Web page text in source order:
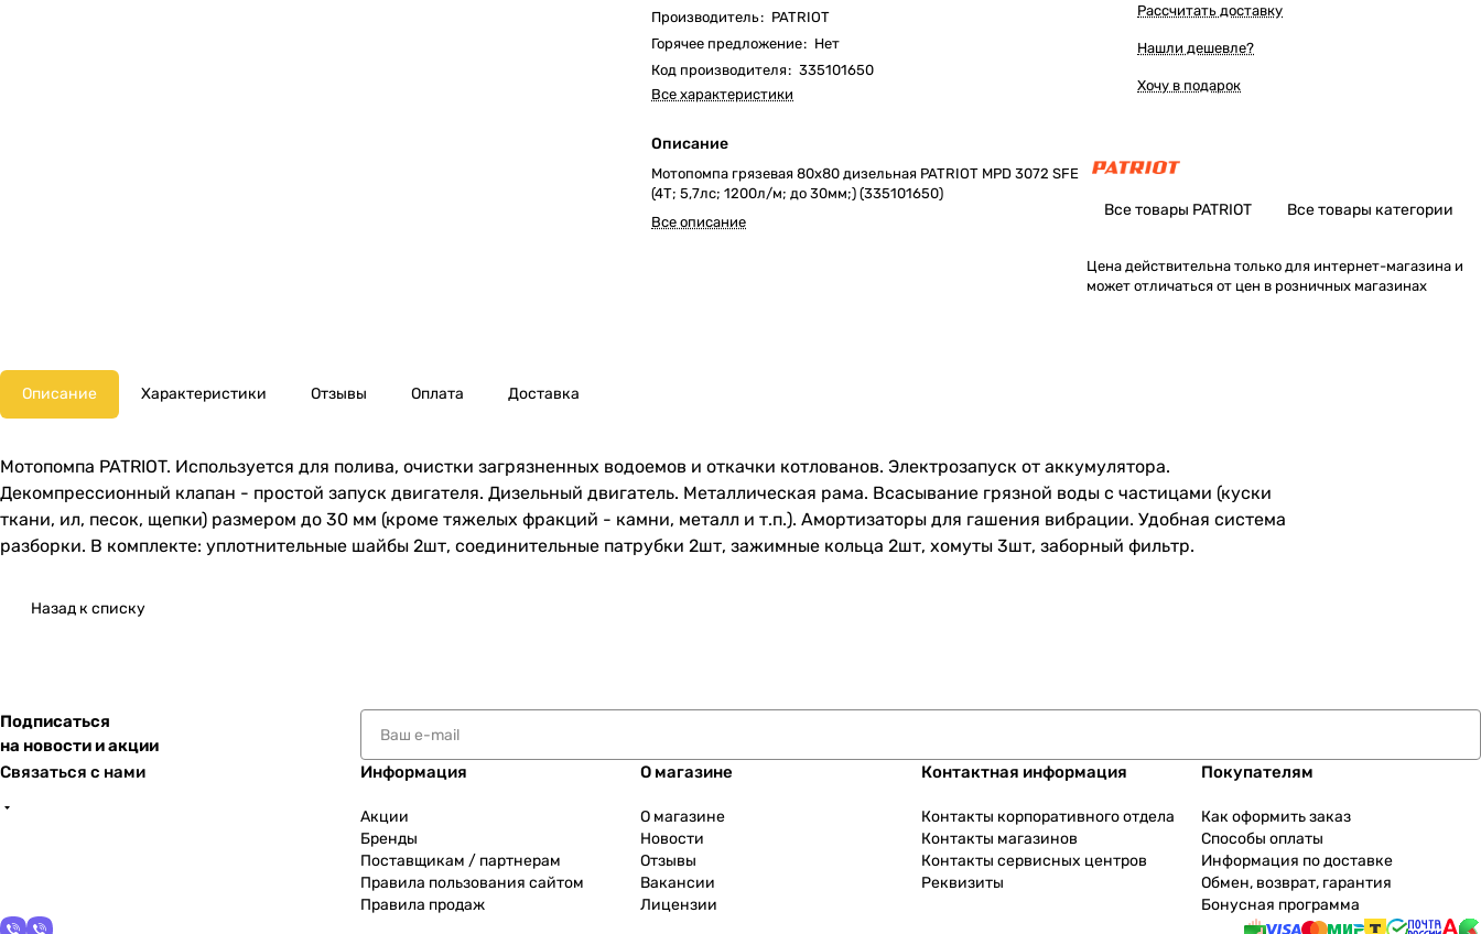
Производитель: PATRIOT
Горячее предложение: Нет
Код производителя: 335101650
Все характеристики
Описание
Мотопомпа грязевая 80х80 дизельная PATRIOT MPD 3072 SFE
(4Т; 5,7лс; 1200л/м; до 30мм;) (335101650)
Все описание
Рассчитать доставку
Нашли дешевле?
Хочу в подарок
Все товары PATRIOT Все товары категории
Цена действительна только для интернет-магазина и
может отличаться от цен в розничных магазинах
Описание Характеристики Отзывы Оплата Доставка
Мотопомпа PATRIOT. Используется для полива, очистки загрязненных водоемов и откачки котлованов. Электрозапуск от аккумулятора.
Декомпрессионный клапан - простой запуск двигателя. Дизельный двигатель. Металлическая рама. Всасывание грязной воды с частицами (куски
ткани, ил, песок, щепки) размером до 30 мм (кроме тяжелых фракций - камни, металл и т.п.). Амортизаторы для гашения вибрации. Удобная система
разборки. В комплекте: уплотнительные шайбы 2шт, соединительные патрубки 2шт, зажимные кольца 2шт, хомуты 3шт, заборный фильтр.
Назад к списку
Подписаться
на новости и акции
Связаться с нами
Информация
Акции
Бренды
Поставщикам / партнерам
Правила пользования сайтом
Правила продаж
О магазине
О магазине
Новости
Отзывы
Вакансии
Лицензии
Контактная информация
Контакты корпоративного отдела
Контакты магазинов
Контакты сервисных центров
Реквизиты
Покупателям
Как оформить заказ
Способы оплаты
Информация по доставке
Обмен, возврат, гарантия
Бонусная программа